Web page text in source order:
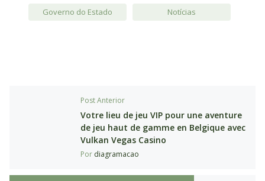
Governo do Estado Notícias
Post Anterior
Votre lieu de jeu VIP pour une aventure
de jeu haut de gamme en Belgique avec
Vulkan Vegas Casino
Por diagramacao